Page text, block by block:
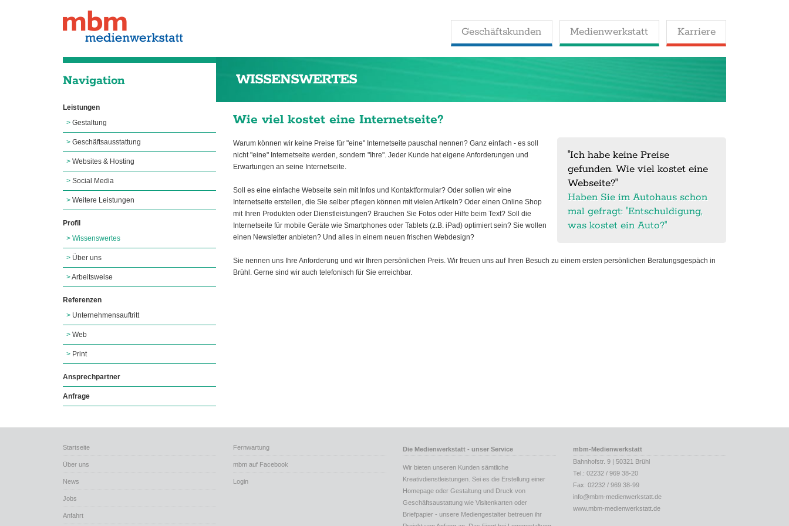
Geschäftskunden Medienwerkstatt Karriere
Navigation
Leistungen
Gestaltung
Geschäftsausstattung
Websites & Hosting
Social Media
Weitere Leistungen
Profil
Wissenswertes
Über uns
Arbeitsweise
Referenzen
Unternehmensauftritt
Web
Print
Ansprechpartner
Anfrage
WISSENSWERTES
Wie viel kostet eine Internetseite?
"Ich habe keine Preise
gefunden. Wie viel kostet eine
Webseite?"
Haben Sie im Autohaus schon
mal gefragt: "Entschuldigung,
was kostet ein Auto?"
Warum können wir keine Preise für "eine" Internetseite pauschal nennen? Ganz einfach - es soll
nicht "eine" Internetseite werden, sondern "Ihre". Jeder Kunde hat eigene Anforderungen und
Erwartungen an seine Internetseite.
Soll es eine einfache Webseite sein mit Infos und Kontaktformular? Oder sollen wir eine
Internetseite erstellen, die Sie selber pflegen können mit vielen Artikeln? Oder einen Online Shop
mit Ihren Produkten oder Dienstleistungen? Brauchen Sie Fotos oder Hilfe beim Text? Soll die
Internetseite für mobile Geräte wie Smartphones oder Tablets (z.B. iPad) optimiert sein? Sie wollen
einen Newsletter anbieten? Und alles in einem neuen frischen Webdesign?
Sie nennen uns Ihre Anforderung und wir Ihren persönlichen Preis. Wir freuen uns auf Ihren Besuch zu einem ersten persönlichen Beratungsgespäch in
Brühl. Gerne sind wir auch telefonisch für Sie erreichbar.
Startseite
Über uns
News
Jobs
Anfahrt
Fernwartung
mbm auf Facebook
Login
Die Medienwerkstatt - unser Service
Wir bieten unseren Kunden sämtliche
Kreativdienstleistungen. Sei es die Erstellung einer
Homepage oder Gestaltung und Druck von
Geschäftsaustattung wie Visitenkarten oder
Briefpapier - unsere Mediengestalter betreuen ihr
mbm-Medienwerkstatt
Bahnhofstr. 9 | 50321 Brühl
Tel.: 02232 / 969 38-20
Fax: 02232 / 969 38-99
info@mbm-medienwerkstatt.de
www.mbm-medienwerkstatt.de